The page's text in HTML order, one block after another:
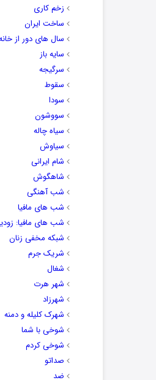
زخم کاری
ساخت ایران
سال های دور از
سایه باز
سرگیجه
سقوط
سودا
سووشون
سیاه چاله
سیاوش
شام ایرانی
شاهگوش
شب آهنگی
شب های مافیا
شب های مافیا:
شبکه مخفی زنان
شریک جرم
شغال
شهر هرت
شهرزاد
شهرک کلیله و دمنه
شوخی با شما
شوخی کردم
صداتو
ضد